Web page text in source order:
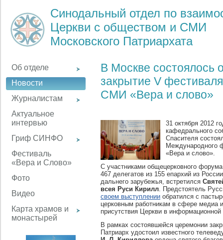
Синодальный отдел по
Церкви с обществом и СМИ
Московского Патриархата
Об отделе
Новости
Журналистам
Актуальное
интервью
Гриф СИНФО
Фестиваль
«Вера и Слово»
Фото
Видео
Карта храмов и
монастырей
В Москве состоялось
закрытие V
СМИ «Вера и слово»
31 октября 2012
кафедрального
Спасителя
Международного
«Вера и слово».
С участниками общецерковного
467 делегатов из 155 епархий из
дальнего зарубежья, встретился
всея Руси Кирилл . Предстоятель
своем выступлении обратился с
церковным работникам в сфере медиа
присутствия Церкви в информационной
В рамках состоявшейся церемонии
Патриарх удостоил известного